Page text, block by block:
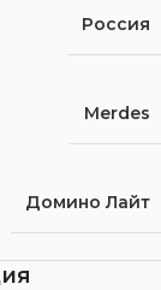
Россия
Merdes
Домино Лайт